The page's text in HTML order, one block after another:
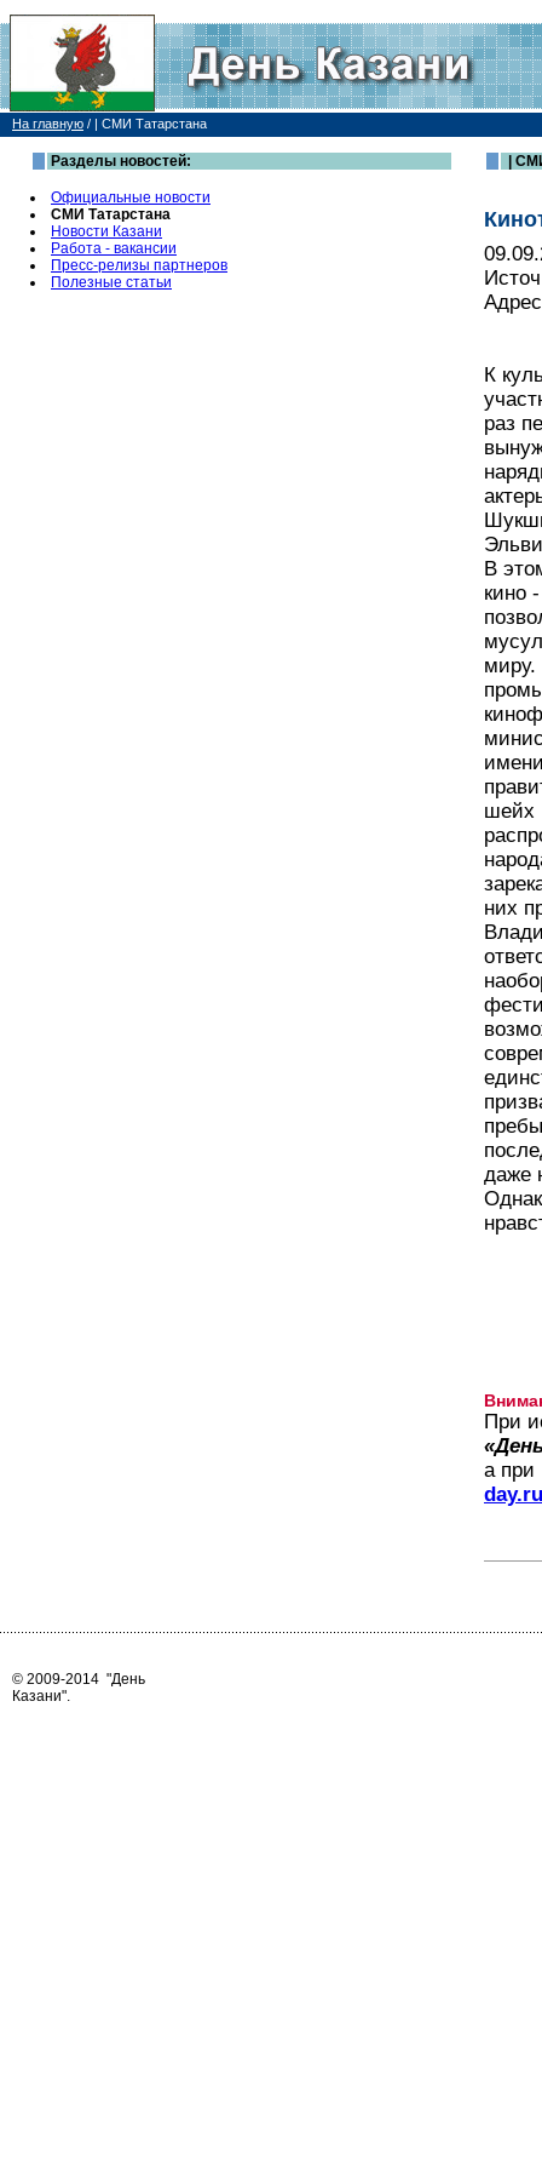
На главную / | СМИ Татарстана
Разделы новостей:
Официальные новости
СМИ Татарстана
Новости Казани
Работа - вакансии
Пресс-релизы партнеров
Полезные статьи
|
К
раз
В
кино
миру.
шейх
них
даже
При
а при
day.ru
© 2009-2014 "День
Казани".